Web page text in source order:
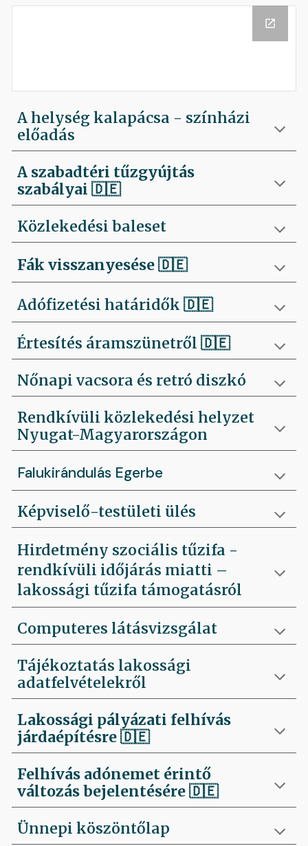
A helység kalapácsa - színházi
előadás
A szabadtéri tűzgyújtás
szabályai🇩🇪
Közlekedési baleset
Fák visszanyesése🇩🇪
Adófizetési határidők 🇩🇪
Értesítés áramszünetről 🇩🇪
Nőnapi vacsora és retró diszkó
Rendkívüli közlekedési helyzet
Nyugat-Magyarországon
Falukirándulás Egerbe
Képviselő-testületi ülés
Hirdetmény szociális tűzifa -
rendkívüli időjárás miatti –
lakossági tűzifa támogatásról
Computeres látásvizsgálat
Tájékoztatás lakossági
adatfelvételekről
Lakossági pályázati felhívás
járdaépítésre🇩🇪
Felhívás adónemet érintő
változás bejelentésére 🇩🇪
Ünnepi köszöntőlap